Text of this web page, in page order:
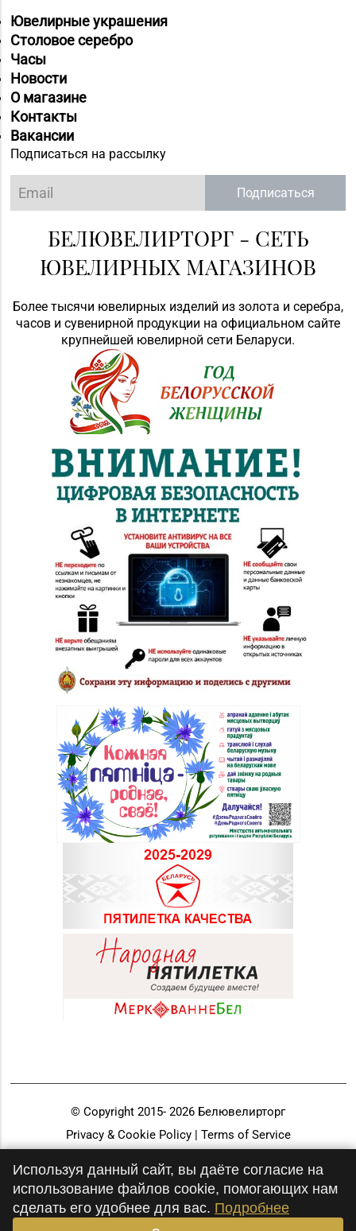
Ювелирные украшения
Столовое серебро
Часы
Новости
О магазине
Контакты
Вакансии
Подписаться на рассылку
Подписаться
БЕЛЮВЕЛИРТОРГ - СЕТЬ
ЮВЕЛИРНЫХ МАГАЗИНОВ
Более тысячи ювелирных изделий из золота и серебра,
часов и сувенирной продукции на официальном сайте
крупнейшей ювелирной сети Беларуси.
© Copyright 2015- 2026 Белювелирторг
Privacy & Cookie Policy | Terms of Service
Используя данный сайт, вы даёте согласие на
использование файлов cookie, помогающих нам
сделать его удобнее для вас. Подробнее